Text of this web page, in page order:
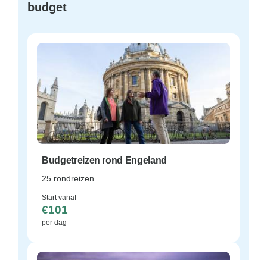
budget
Budgetreizen rond Engeland
25 rondreizen
Start vanaf
€101
per dag